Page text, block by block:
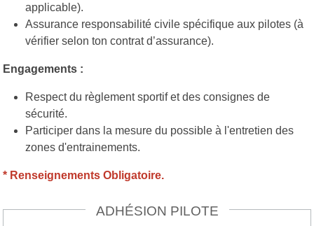
applicable).
Assurance responsabilité civile spécifique aux pilotes (à
vérifier selon ton contrat d’assurance).
Engagements :
Respect du règlement sportif et des consignes de
sécurité.
Participer dans la mesure du possible à l'entretien des
zones d'entrainements.
* Renseignements Obligatoire.
ADHÉSION PILOTE